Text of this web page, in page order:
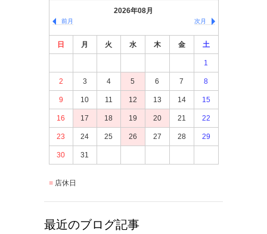
2026年08月
前月 次月
日 月 火 水 木 金 土
1
2 3 4 5 6 7 8
9 10 11 12 13 14 15
16 17 18 19 20 21 22
23 24 25 26 27 28 29
30 31
店休日
最近のブログ記事